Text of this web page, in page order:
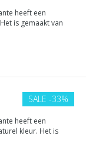
heeft een
is gemaakt van
instopstrook.
SALE -33%
heeft een
kleur. Het is
een dubbele